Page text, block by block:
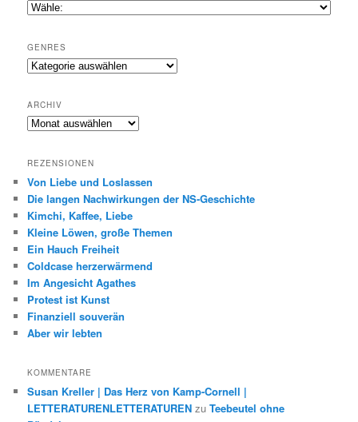
GENRES
Genres
ARCHIV
Archiv
REZENSIONEN
Von Liebe und Loslassen
Die langen Nachwirkungen der NS-Geschichte
Kimchi, Kaffee, Liebe
Kleine Löwen, große Themen
Ein Hauch Freiheit
Coldcase herzerwärmend
Im Angesicht Agathes
Protest ist Kunst
Finanziell souverän
Aber wir lebten
KOMMENTARE
Susan Kreller | Das Herz von Kamp-Cornell |
LETTERATURENLETTERATUREN zuTeebeutel ohne